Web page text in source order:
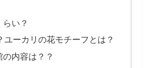
い？
ーカリの花モチーフとは？
内容は？？